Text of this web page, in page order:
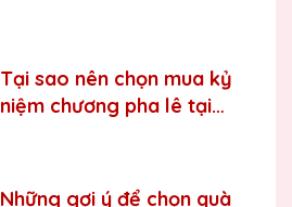
Tại sao nên chọn mua kỷ
niệm chương pha lê tại
Những gợi ý để chọn quà